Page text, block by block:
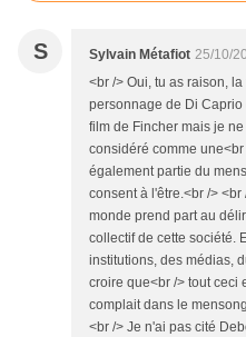
S Sylvain Métafiot 25/10/
<br /> Oui, tu as raison,
personnage de Di
film de Fincher mais je
considéré comme
également partie du
consent à l'être.<br /> <br
monde prend part au
collectif de cette société.
institutions, des médias,
croire que<br /> tout ceci
complait dans le
<br /> Je n'ai pas cité